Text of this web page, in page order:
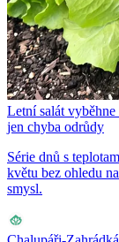
Letní salát
jen chyba odrůdy
Série dnů s
květu bez ohledu
smysl.